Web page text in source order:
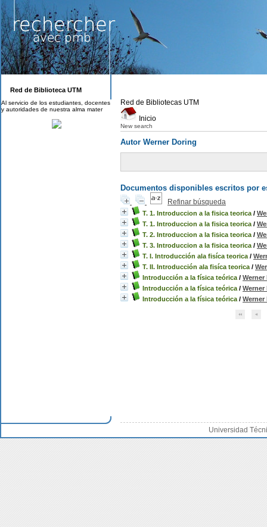
Red de Bibliotecas UTM
Inicio
New search
Autor Werner Doring
Documentos disponibles escritos por
Refinar búsqueda
T. 1. Introduccion a la fisica teorica /
T. 1. Introduccion a la fisica teorica /
T. 2. Introduccion a la fisica teorica /
T. 3. Introduccion a la fisica teorica /
T. I. Introducción ala fisíca teorica /
T. II. Introducción ala fisíca teorica /
Introducción a la física teórica / Werner
Introducción a la física teórica / Werner
Introducción a la física teórica / Werner
Universidad
Red de Biblioteca UTM
Al servicio de los estudiantes, docentes
y autoridades de nuestra alma mater